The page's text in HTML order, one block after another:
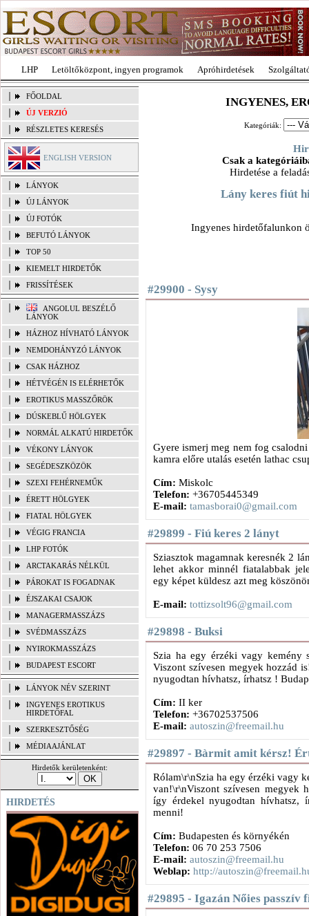
LHP Letöltőközpont, ingyen programok Apróhirdetések
FŐOLDAL
ÚJ VERZIÓ
RÉSZLETES KERESÉS
ENGLISH VERSION
LÁNYOK
ÚJ LÁNYOK
ÚJ FOTÓK
BEFUTÓ LÁNYOK
TOP 50
KIEMELT HIRDETŐK
FRISSÍTÉSEK
ANGOLUL BESZÉLŐ
LÁNYOK
HÁZHOZ HÍVHATÓ LÁNYOK
NEMDOHÁNYZÓ LÁNYOK
CSAK HÁZHOZ
HÉTVÉGÉN IS ELÉRHETŐK
EROTIKUS MASSZŐRÖK
DÚSKEBLŰ HÖLGYEK
NORMÁL ALKATÚ HIRDETŐK
VÉKONY LÁNYOK
SEGÉDESZKÖZÖK
SZEXI FEHÉRNEMŰK
ÉRETT HÖLGYEK
FIATAL HÖLGYEK
VÉGIG FRANCIA
LHP FOTÓK
ARCTAKARÁS NÉLKÜL
PÁROKAT IS FOGADNAK
ÉJSZAKAI CSAJOK
MANAGERMASSZÁZS
SVÉDMASSZÁZS
NYIROKMASSZÁZS
BUDAPEST ESCORT
LÁNYOK NÉV SZERINT
INGYENES EROTIKUS
HIRDETŐFAL
SZERKESZTŐSÉG
MÉDIAAJÁNLAT
Hirdetők kerületenként:
HIRDETÉS
INGYENES,
Kategóriák:
Csak a
Hirdetése a
Lány keres fiút
Ingyenes hirdetőfalunkon
#29900 - Sysy
Gyere ismerj meg nem fog
kamra előre utalás esetén lathac
Cím: Miskolc
Telefon: +36705445349
E-mail: tamasborai0@gmail.com
#29899 - Fiú keres 2 lányt
Sziasztok magamnak keresnék 2
lehet akkor minnél fiatalabbak
egy képet küldesz azt meg
E-mail: tottizsolt96@gmail.com
#29898 - Buksi
Szia ha egy érzéki vagy kemény
Viszont szívesen megyek hozzád
nyugodtan hívhatsz, írhatsz !
Cím: II ker
Telefon: +36702537506
E-mail: autoszin@freemail.hu
#29897 - Bàrmit amit kérsz!
Rólam\r\nSzia ha egy érzéki vagy
van!\r\nViszont szívesen megyek
így érdekel nyugodtan hívhatsz,
menni!
Cím: Budapesten és környékén
Telefon: 06 70 253 7506
E-mail: autoszin@freemail.hu
Weblap: http://
#29895 - Igazán Nőies